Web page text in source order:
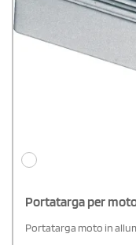
Portatarga per
Portatarga moto in